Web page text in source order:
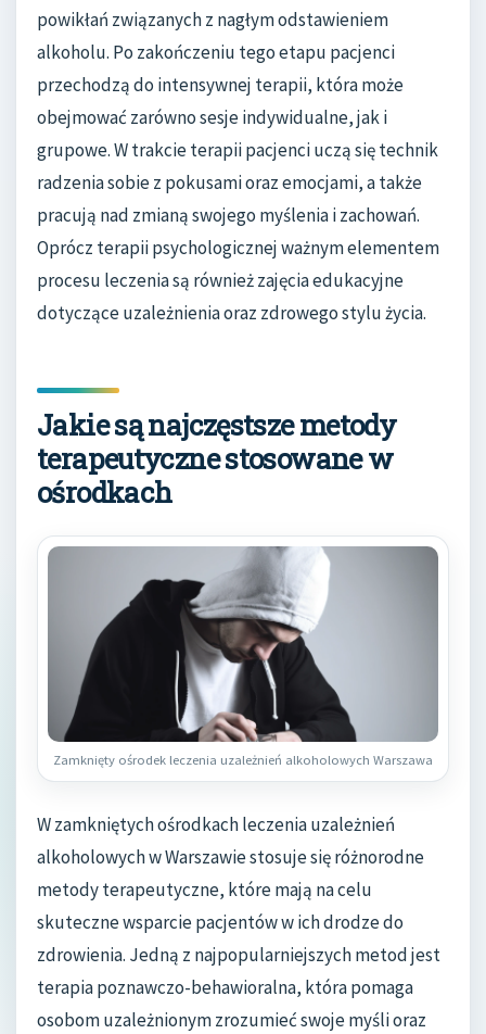
powikłań związanych z nagłym odstawieniem
alkoholu. Po zakończeniu tego etapu pacjenci
przechodzą do intensywnej terapii, która może
obejmować zarówno sesje indywidualne, jak i
grupowe. W trakcie terapii pacjenci uczą się technik
radzenia sobie z pokusami oraz emocjami, a także
pracują nad zmianą swojego myślenia i zachowań.
Oprócz terapii psychologicznej ważnym elementem
procesu leczenia są również zajęcia edukacyjne
dotyczące uzależnienia oraz zdrowego stylu życia.
Jakie są najczęstsze metody
terapeutyczne stosowane w
ośrodkach
Zamknięty ośrodek leczenia uzależnień alkoholowych Warszawa
W zamkniętych ośrodkach leczenia uzależnień
alkoholowych w Warszawie stosuje się różnorodne
metody terapeutyczne, które mają na celu
skuteczne wsparcie pacjentów w ich drodze do
zdrowienia. Jedną z najpopularniejszych metod jest
terapia poznawczo-behawioralna, która pomaga
osobom uzależnionym zrozumieć swoje myśli oraz